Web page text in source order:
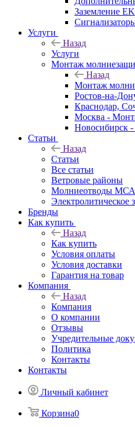
Заземление
Услуги
Назад
Услуги
Монтаж
Назад
Монтаж
Ростов-на-
Краснодар,
Москва -
Новосибирск
Статьи
Назад
Статьи
Все статьи
Ветровые районы
Молниеотводы
Электролитическое
Бренды
Как купить
Назад
Как купить
Условия оплаты
Условия доставки
Гарантия на товар
Компания
Назад
Компания
О компании
Отзывы
Учредительные
Политика
Контакты
Контакты
Личный кабинет
Корзина0